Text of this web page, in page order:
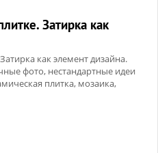
Затирка как
как элемент дизайна.
фото, нестандартные идеи
плитка, мозаика,